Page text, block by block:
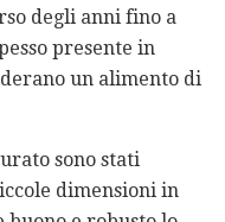
degli anni fino a
presente in
un alimento di
sono stati
dimensioni in